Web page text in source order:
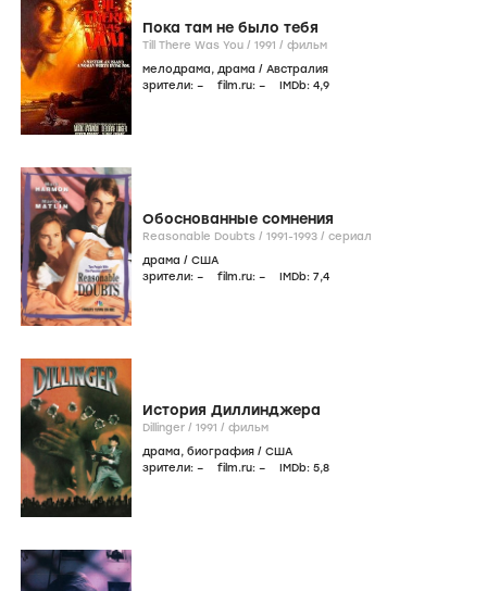
Пока там не было тебя
Till There Was You / 1991 / фильм
мелодрама, драма / Австралия
зрители: – film.ru: – IMDb: 4,9
Обоснованные сомнения
Reasonable Doubts / 1991-1993 / сериал
драма / США
зрители: – film.ru: – IMDb: 7,4
История Диллинджера
Dillinger / 1991 / фильм
драма, биография / США
зрители: – film.ru: – IMDb: 5,8